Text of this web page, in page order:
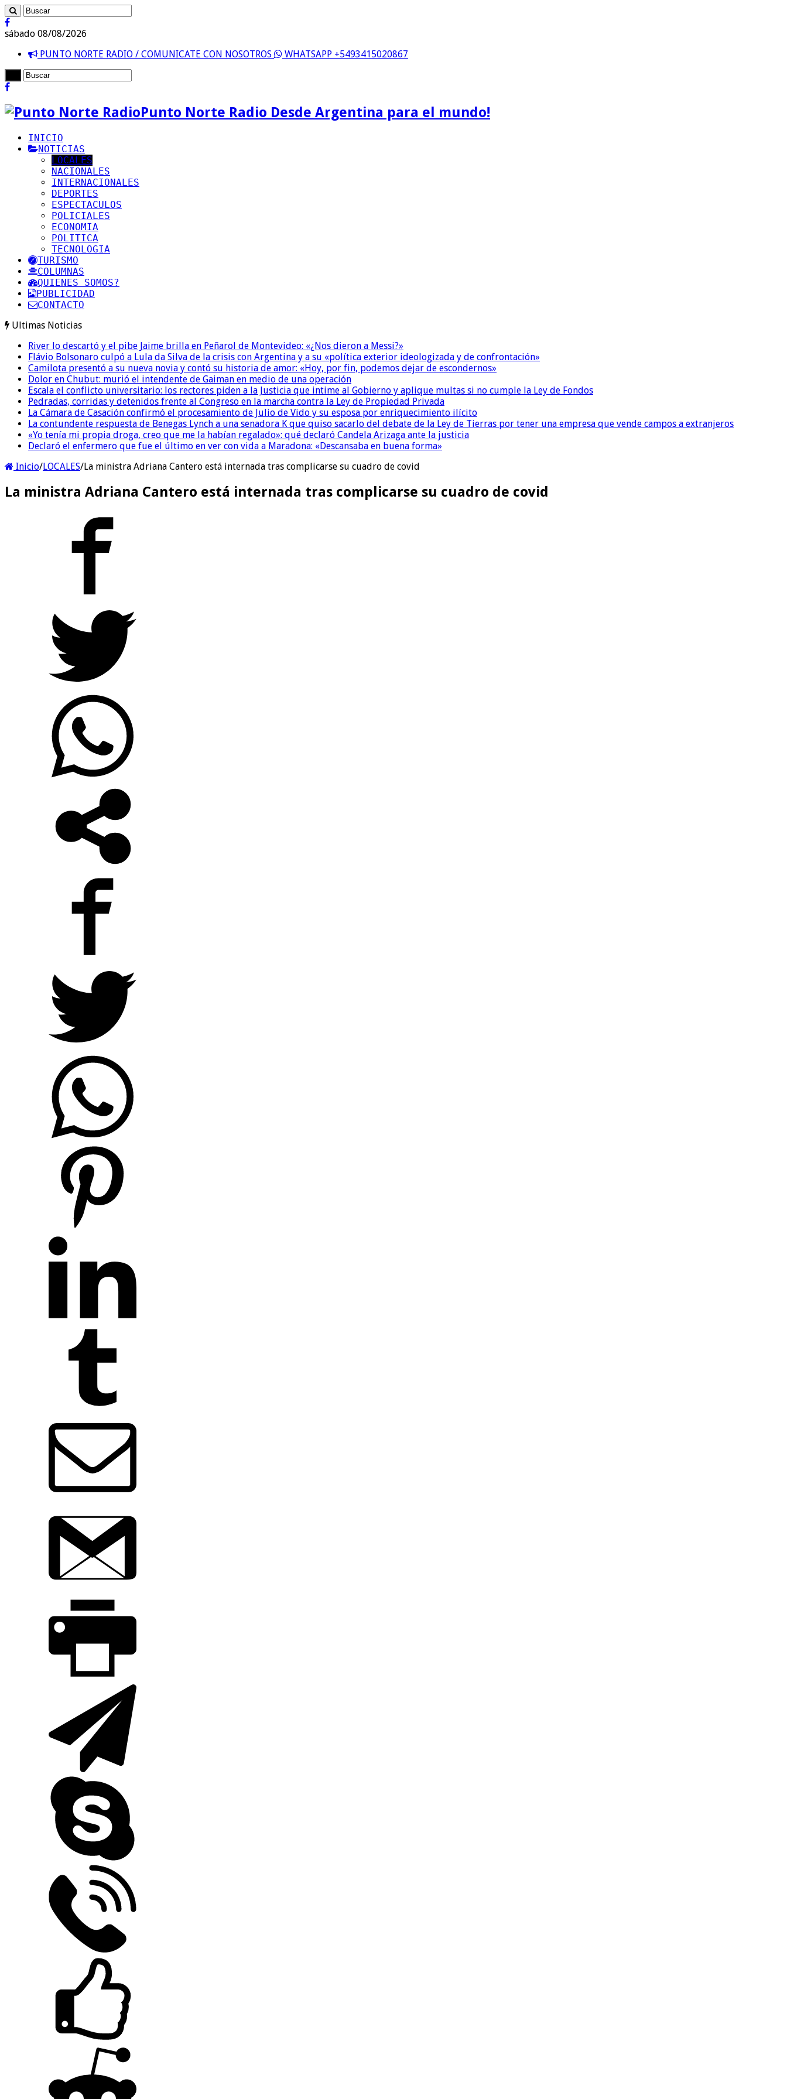
sábado 08/08/2026
PUNTO NORTE RADIO / COMUNICATE CON NOSOTROS
WHATSAPP +5493415020867
Punto Norte Radio Desde Argentina para el mundo!
INICIO
NOTICIAS
LOCALES
NACIONALES
INTERNACIONALES
DEPORTES
ESPECTACULOS
POLICIALES
ECONOMIA
POLITICA
TECNOLOGIA
TURISMO
COLUMNAS
QUIENES SOMOS?
PUBLICIDAD
CONTACTO
Ultimas Noticias
River lo descartó y el pibe Jaime brilla en Peñarol de Montevideo: «¿Nos dieron a Messi?»
Flávio Bolsonaro culpó a Lula da Silva de la crisis con Argentina y a su «política exterior ideologizada y de confrontación»
Camilota presentó a su nueva novia y contó su historia de amor: «Hoy, por fin, podemos dejar de escondernos»
Dolor en Chubut: murió el intendente de Gaiman en medio de una operación
Escala el conflicto universitario: los rectores piden a la Justicia que intime al Gobierno y aplique multas si no cumple la Ley de Fondos
Pedradas, corridas y detenidos frente al Congreso en la marcha contra la Ley de Propiedad Privada
La Cámara de Casación confirmó el procesamiento de Julio de Vido y su esposa por enriquecimiento ilícito
La contundente respuesta de Benegas Lynch a una senadora K que quiso sacarlo del debate de la Ley de Tierras por tener una empresa que vende campos a extranjeros
«Yo tenía mi propia droga, creo que me la habían regalado»: qué declaró Candela Arizaga ante la justicia
Declaró el enfermero que fue el último en ver con vida a Maradona: «Descansaba en buena forma»
Inicio/LOCALES/La ministra Adriana Cantero está internada tras complicarse su cuadro de covid
La ministra Adriana Cantero está internada tras complicarse su cuadro de covid